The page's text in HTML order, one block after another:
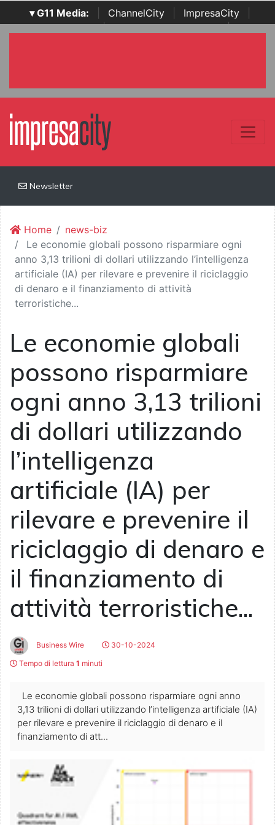
▾ G11 Media: ChannelCity ImpresaCity
SecurityOpenLab | Italian Channel Awards | Italian
Newsletter
Home
news-biz
Le economie globali possono risparmiare ogni
anno 3,13 trilioni di dollari utilizzando l’intelligenza
artificiale (IA) per rilevare e prevenire il riciclaggio
di denaro e il finanziamento di attività
terroristiche...
Le economie globali
possono risparmiare
ogni anno 3,13 trilioni
di dollari utilizzando
l’intelligenza
artificiale (IA) per
rilevare e prevenire il
riciclaggio di denaro e
il finanziamento di
attività terroristiche...
Business Wire
30-10-2024
Tempo di lettura 1 minuti
Le economie globali possono risparmiare ogni anno
3,13 trilioni di dollari utilizzando l’intelligenza artificiale (IA)
per rilevare e prevenire il riciclaggio di denaro e il
finanziamento di att...